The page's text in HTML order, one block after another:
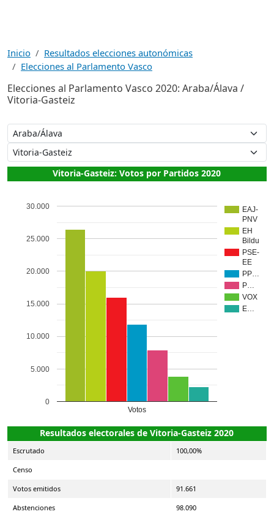
Inicio
Resultados elecciones autonómicas
Elecciones al Parlamento Vasco
Elecciones al Parlamento Vasco 2020: Araba/Álava /
Vitoria-Gasteiz
Vitoria-Gasteiz: Votos por Partidos 2020
EAJ-
PNV
EH
Bildu
PSE-
EE
PP…
P…
VOX
E…
Votos
0
5.000
10.000
15.000
20.000
25.000
30.000
Resultados electorales de Vitoria-Gasteiz 2020
Escrutado 100,00%
Censo
Votos emitidos 91.661
Abstenciones 98.090